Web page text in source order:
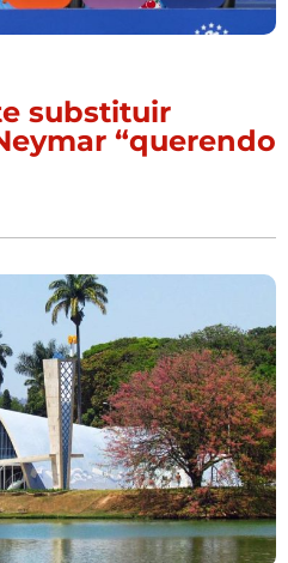
substituir
“querendo